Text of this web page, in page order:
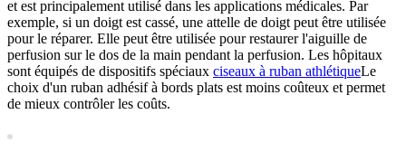
et est principalement utilisé dans les applications médicales. Par
exemple, si un doigt est cassé, une attelle de doigt peut être utilisée
pour le réparer. Elle peut être utilisée pour restaurer l'aiguille de
perfusion sur le dos de la main pendant la perfusion. Les hôpitaux
sont équipés de dispositifs spéciaux ciseaux à ruban athlétiqueLe
choix d'un ruban adhésif à bords plats est moins coûteux et permet
de mieux contrôler les coûts.